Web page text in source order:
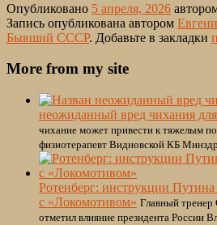
Опубликовано 5 апреля, 2026
Запись опубликована автором
Бывший СССР. Добавьте в закладки
More from my site
неожиданный вред чихания для
чихание может привести к тяжелым
физиотерапевт Видновской КБ
Ротенберг: инструкции Путина
с «Локомотивом» Главный
отметил влияние президента России